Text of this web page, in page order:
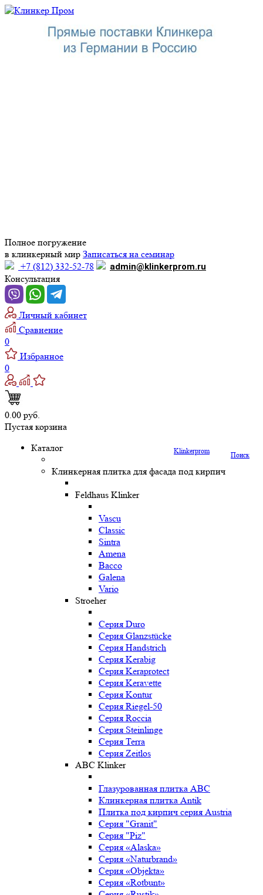
Полное погружение
в клинкерный мир Записаться на семинар
+7 (812) 332-52-78
admin@klinkerprom.ru
Консультация
Личный кабинет
Сравнение
0
Избранное
0
0.00 руб.
Пустая корзина
Поиск
Klinkerprom
Каталог
Клинкерная плитка для фасада под кирпич
Feldhaus Klinker
Vascu
Classic
Sintra
Amena
Bacco
Galena
Vario
Stroeher
Серия Duro
Серия Glanzstücke
Серия Handstrich
Серия Kerabig
Серия Keraprotect
Серия Keravette
Серия Kontur
Серия Riegel-50
Серия Roccia
Серия Steinlinge
Серия Terra
Серия Zeitlos
ABC Klinker
Глазурованная плитка ABC
Клинкерная плитка Antik
Плитка под кирпич серия Austria
Серия "Granit"
Серия "Piz"
Серия «Alaska»
Серия «Naturbrand»
Серия «Objekta»
Серия «Rotbunt»